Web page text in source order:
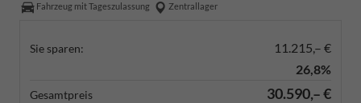
Fahrzeug mit Tageszulassung
Zentrallager
Sie sparen:
11.215,– €
26,8%
Gesamtpreis 30.590,– €